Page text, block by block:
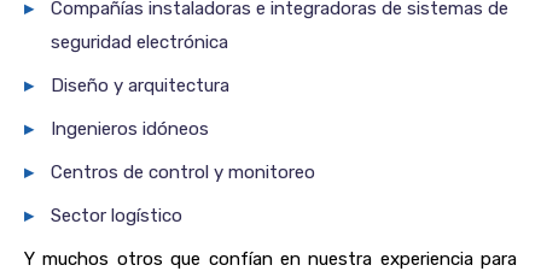
▸
Compañías instaladoras e integradoras de sistemas de
seguridad electrónica
▸
Diseño y arquitectura
▸
Ingenieros idóneos
▸
Centros de control y monitoreo
▸
Sector logístico
Y muchos otros que confían en nuestra experiencia para